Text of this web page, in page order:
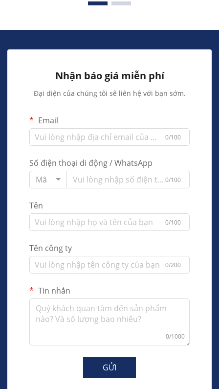
Nhận báo giá miễn phí
Đại diện của chúng tôi sẽ liên hệ với bạn sớm.
Email
0/100
Số điện thoại di động / WhatsApp
Mã
0/100
Tên
0/100
Tên công ty
0/200
Tin nhắn
0/1000
GỬI